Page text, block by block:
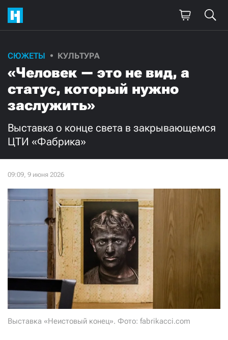
СЮЖЕТЫ КУЛЬТУРА
«Человек — это не вид, а
статус, который нужно
заслужить»
Выставка о конце света в закрывающемся
ЦТИ «Фабрика»
Выставка «Неистовый конец». Фото: fabrikacci.com
Поддержите
нашу работу!
Ежемесячно Разово
500
Нажимая кнопку «Стать соучастником»,
я принимаю
условия и подтверждаю свое гражданство РФ
СТАТЬ СОУЧАСТНИКОМ
ПОДЕЛИТЬСЯ С ДРУЗЬЯМИ
Если у вас есть вопросы, пишите donate@novayagazeta.ru
+7 (929) 612-03-68